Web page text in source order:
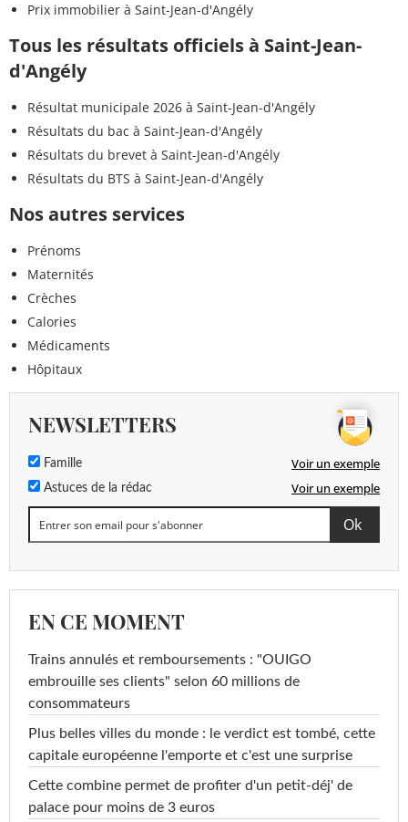
Prix immobilier à Saint-Jean-d'Angély
Tous les résultats officiels à Saint-Jean-
d'Angély
Résultat municipale 2026 à Saint-Jean-d'Angély
Résultats du bac à Saint-Jean-d'Angély
Résultats du brevet à Saint-Jean-d'Angély
Résultats du BTS à Saint-Jean-d'Angély
Nos autres services
Prénoms
Maternités
Crèches
Calories
Médicaments
Hôpitaux
NEWSLETTERS
Famille Voir un exemple
Astuces de la rédac Voir un exemple
EN CE MOMENT
Trains annulés et remboursements : "OUIGO
embrouille ses clients" selon 60 millions de
consommateurs
Plus belles villes du monde : le verdict est tombé, cette
capitale européenne l'emporte et c'est une surprise
Cette combine permet de profiter d'un petit-déj' de
palace pour moins de 3 euros